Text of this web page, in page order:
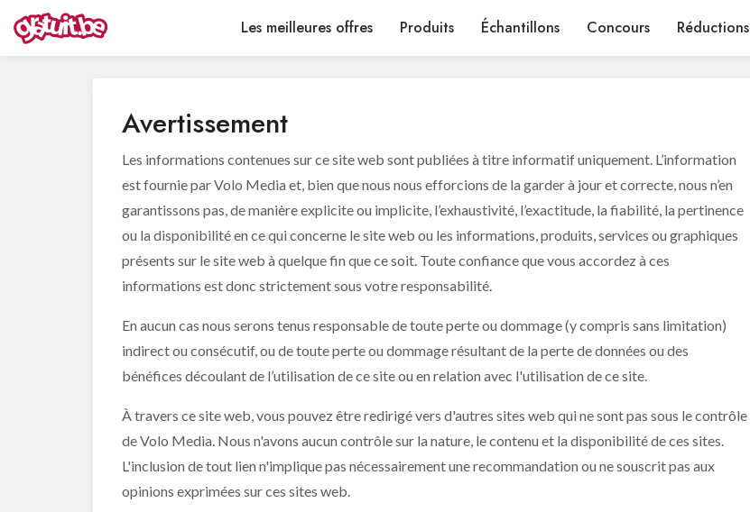
Les meilleures offres Produits Échantillons Concours Réductions
Avertissement
Les informations contenues sur ce site web sont publiées à titre informatif uniquement. L’information
est fournie par Volo Media et, bien que nous nous efforcions de la garder à jour et correcte, nous n’en
garantissons pas, de manière explicite ou implicite, l’exhaustivité, l’exactitude, la fiabilité, la pertinence
ou la disponibilité en ce qui concerne le site web ou les informations, produits, services ou graphiques
présents sur le site web à quelque fin que ce soit. Toute confiance que vous accordez à ces
informations est donc strictement sous votre responsabilité.
En aucun cas nous serons tenus responsable de toute perte ou dommage (y compris sans limitation)
indirect ou consécutif, ou de toute perte ou dommage résultant de la perte de données ou des
bénéfices découlant de l’utilisation de ce site ou en relation avec l'utilisation de ce site.
À travers ce site web, vous pouvez être redirigé vers d'autres sites web qui ne sont pas sous le contrôle
de Volo Media. Nous n'avons aucun contrôle sur la nature, le contenu et la disponibilité de ces sites.
L'inclusion de tout lien n'implique pas nécessairement une recommandation ou ne souscrit pas aux
opinions exprimées sur ces sites web.